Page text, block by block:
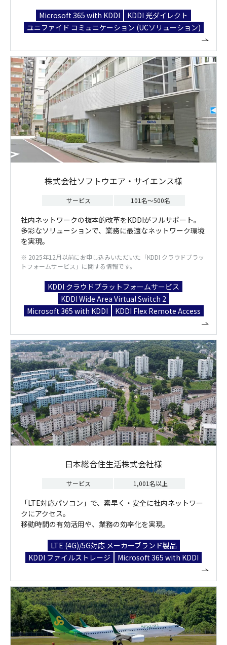
Microsoft 365 with KDDI
KDDI 光ダイレクト
ユニファイド コミュニケーション (UCソリューション)
株式会社ソフトウエア・サイエンス様
サービス 101名～500名
社内ネットワークの抜本的改革をKDDIがフルサポート。
多彩なソリューションで、業務に最適なネットワーク環境
を実現。
※ 2025年12月以前にお申し込みいただいた「KDDI クラウドプラッ
トフォームサービス」に関する情報です。
KDDI クラウドプラットフォームサービス
KDDI Wide Area Virtual Switch 2
Microsoft 365 with KDDI
KDDI Flex Remote Access
日本総合住生活株式会社様
サービス 1,001名以上
「LTE対応パソコン」で、素早く・安全に社内ネットワー
クにアクセス。
移動時間の有効活用や、業務の効率化を実現。
LTE (4G)/5G対応 メーカーブランド製品
KDDI ファイルストレージ
Microsoft 365 with KDDI